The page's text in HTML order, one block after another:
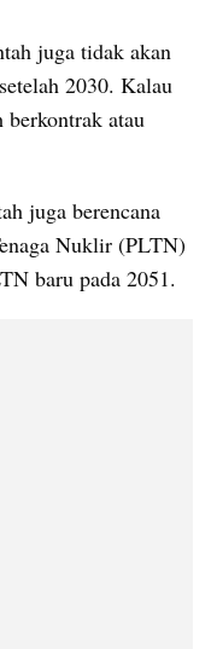
juga tidak akan
2030. Kalau
atau
juga berencana
Nuklir (PLTN)
baru pada 2051.